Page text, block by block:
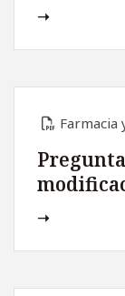
Farmacia